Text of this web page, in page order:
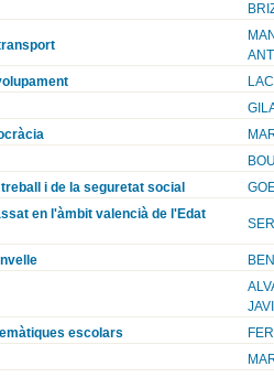
i de la seguretat social
en l'àmbit valencià de l'Edat
escolars